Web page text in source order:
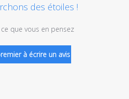
des étoiles !
que vous en pensez
à écrire un avis